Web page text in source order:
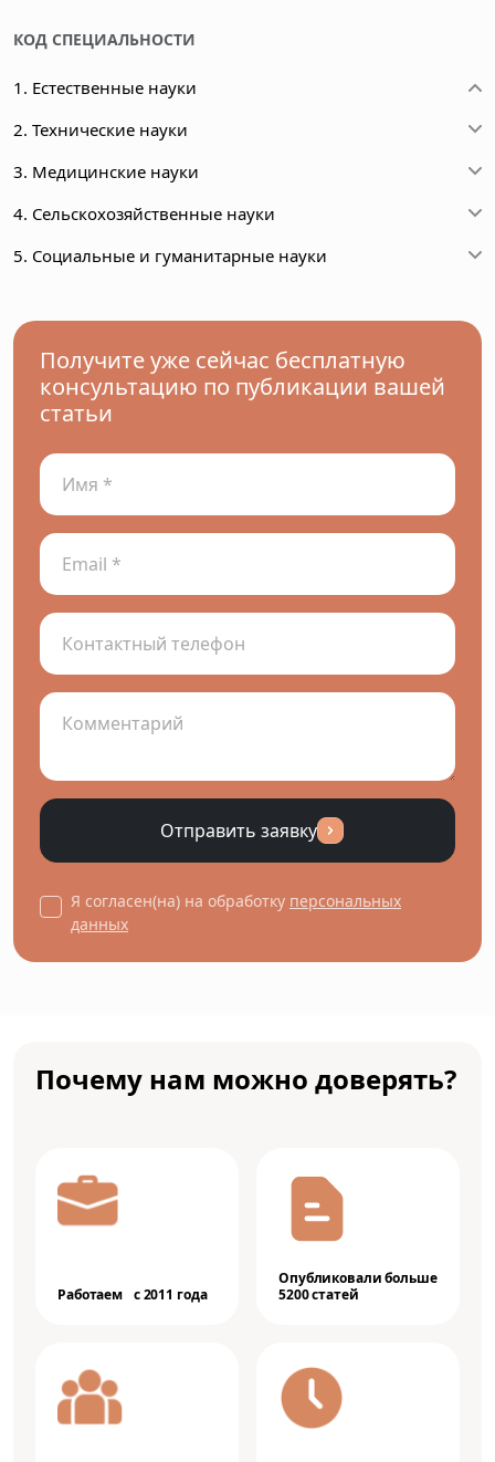
КОД СПЕЦИАЛЬНОСТИ
1. Естественные науки
2. Технические науки
3. Медицинские науки
4. Сельскохозяйственные науки
5. Социальные и гуманитарные науки
Получите уже сейчас бесплатную
консультацию по публикации вашей
статьи
Отправить заявку
Я согласен(на) на обработку персональных
данных
Почему нам можно доверять?
Работаем с 2011 года
Опубликовали больше
5200 статей